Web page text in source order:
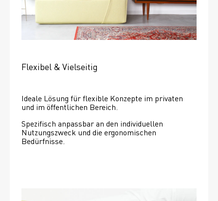
Flexibel & Vielseitig
Ideale Lösung für flexible Konzepte im privaten
und im öffentlichen Bereich.
Spezifisch anpassbar an den individuellen
Nutzungszweck und die ergonomischen
Bedürfnisse.